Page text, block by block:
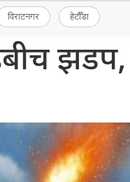
विराटनगर हेटौँडा
झडप,